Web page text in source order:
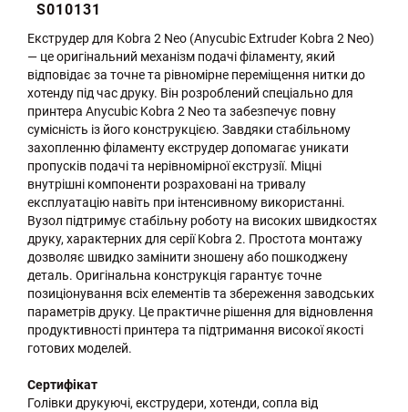
S010131
Екструдер для Kobra 2 Neo (Anycubic Extruder Kobra 2 Neo)
— це оригінальний механізм подачі філаменту, який
відповідає за точне та рівномірне переміщення нитки до
хотенду під час друку. Він розроблений спеціально для
принтера Anycubic Kobra 2 Neo та забезпечує повну
сумісність із його конструкцією. Завдяки стабільному
захопленню філаменту екструдер допомагає уникати
пропусків подачі та нерівномірної екструзії. Міцні
внутрішні компоненти розраховані на тривалу
експлуатацію навіть при інтенсивному використанні.
Вузол підтримує стабільну роботу на високих швидкостях
друку, характерних для серії Kobra 2. Простота монтажу
дозволяє швидко замінити зношену або пошкоджену
деталь. Оригінальна конструкція гарантує точне
позиціонування всіх елементів та збереження заводських
параметрів друку. Це практичне рішення для відновлення
продуктивності принтера та підтримання високої якості
готових моделей.
Сертифікат
Голівки друкуючі, екструдери, хотенди, сопла від